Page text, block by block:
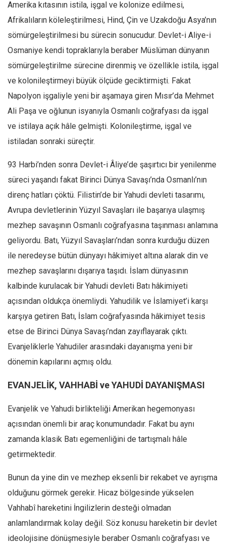
Leyla Şerif Emin
Selçuk Türkyılmaz
Mehmet Ali Tekin
Abir E. Nahas
Amina S. Jenenkovic
Bağdagül Öz
Esra Elönü
» Yazar arşivi
Tüm Sayılar
Kültür Sanat
Kitap
Karisi kitap sualleri
7 soruda bu hafta
Ekonomi
Spor
Manzara
Sağlık
Hayat
Siyaset
Dünya
Avrupa
Asya
Afrika
İslam Dünyası
Amerika
Avustralya
Tarih
Düşünce
Amerika kıtasının istila, işgal ve kolonize edilmesi,
Afrikalıların köleleştirilmesi, Hind, Çin ve Uzakdoğu Asya’nın
sömürgeleştirilmesi bu sürecin sonucudur. Devlet-i Aliye-i
Osmaniye kendi topraklarıyla beraber Müslüman dünyanın
sömürgeleştirilme sürecine direnmiş ve özellikle istila, işgal
ve kolonileştirmeyi büyük ölçüde geciktirmişti. Fakat
Napolyon işgaliyle yeni bir aşamaya giren Mısır’da Mehmet
Ali Paşa ve oğlunun isyanıyla Osmanlı coğrafyası da işgal
ve istilaya açık hâle gelmişti. Kolonileştirme, işgal ve
istiladan sonraki süreçtir.
93 Harbi’nden sonra Devlet-i Âliye’de şaşırtıcı bir yenilenme
süreci yaşandı fakat Birinci Dünya Savaşı’nda Osmanlı’nın
direnç hatları çöktü. Filistin’de bir Yahudi devleti tasarımı,
Avrupa devletlerinin Yüzyıl Savaşları ile başarıya ulaşmış
mezhep savaşının Osmanlı coğrafyasına taşınması anlamına
geliyordu. Batı, Yüzyıl Savaşları’ndan sonra kurduğu düzen
ile neredeyse bütün dünyayı hâkimiyet altına alarak din ve
mezhep savaşlarını dışarıya taşıdı. İslam dünyasının
kalbinde kurulacak bir Yahudi devleti Batı hâkimiyeti
açısından oldukça önemliydi. Yahudilik ve İslamiyet’i karşı
karşıya getiren Batı, İslam coğrafyasında hâkimiyet tesis
etse de Birinci Dünya Savaşı’ndan zayıflayarak çıktı.
Evanjeliklerle Yahudiler arasındaki dayanışma yeni bir
dönemin kapılarını açmış oldu.
EVANJELİK, VAHHABİ ve YAHUDİ DAYANIŞMASI
Evanjelik ve Yahudi birlikteliği Amerikan hegemonyası
açısından önemli bir araç konumundadır. Fakat bu aynı
zamanda klasik Batı egemenliğini de tartışmalı hâle
getirmektedir.
Bunun da yine din ve mezhep eksenli bir rekabet ve ayrışma
olduğunu görmek gerekir. Hicaz bölgesinde yükselen
Vahhabî hareketini İngilizlerin desteği olmadan
anlamlandırmak kolay değil. Söz konusu hareketin bir devlet
ideolojisine dönüşmesiyle beraber Osmanlı coğrafyası ve